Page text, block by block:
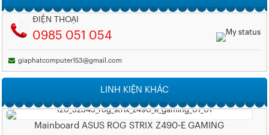
ĐIỆN THOẠI
0985 051 054
giaphatcomputer153@gmail.com
LINH KIỆN KHÁC
Mainboard ASUS ROG STRIX Z490-E GAMING